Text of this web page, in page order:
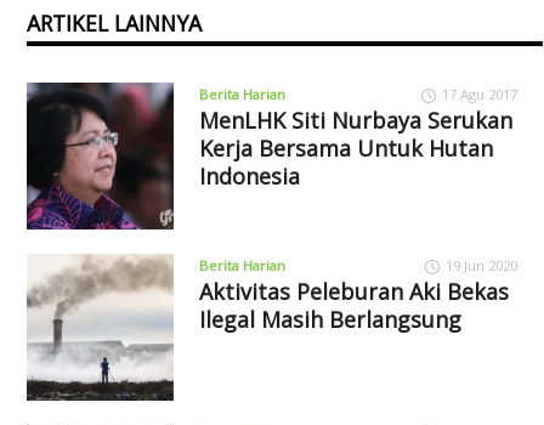
ARTIKEL LAINNYA
Berita Harian 17 Agu 2017
MenLHK Siti Nurbaya Serukan
Kerja Bersama Untuk Hutan
Indonesia
Berita Harian 19 Jun 2020
Aktivitas Peleburan Aki Bekas
Ilegal Masih Berlangsung